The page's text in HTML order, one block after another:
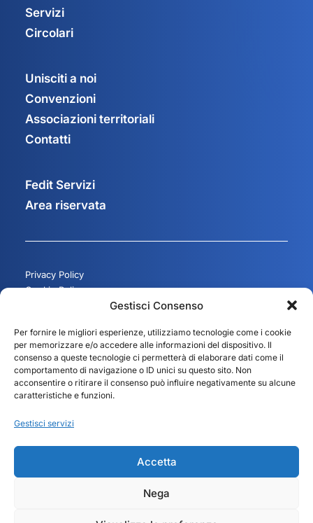
Gestisci Consenso
Per fornire le migliori esperienze, utilizziamo tecnologie come i cookie
per memorizzare e/o accedere alle informazioni del dispositivo. Il
consenso a queste tecnologie ci permetterà di elaborare dati come il
comportamento di navigazione o ID unici su questo sito. Non
acconsentire o ritirare il consenso può influire negativamente su alcune
caratteristiche e funzioni.
Gestisci servizi
Accetta
Nega
Servizi
Circolari
Unisciti a noi
Convenzioni
Associazioni territoriali
Contatti
Fedit Servizi
Area riservata
Privacy Policy
Cookie Policy
© 2025 Fedit – Federazione Italiana Trasportatori